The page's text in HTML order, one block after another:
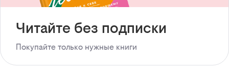
Читайте без подписки
Покупайте только нужные книги